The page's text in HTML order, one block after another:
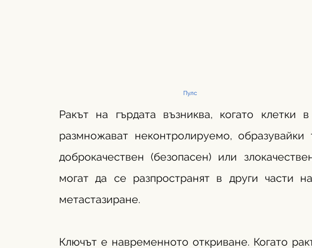
Пулс
Ракът на гърдата възниква, когато клетки
размножават неконтролируемо,
доброкачествен (безопасен) или
могат да се разпространят в други части
метастазиране.
Ключът е навременното откриване. Когато